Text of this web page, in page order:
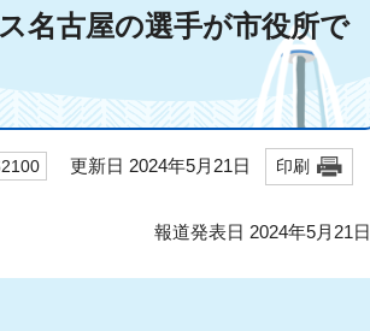
名古屋の選手が市役所で
更新日 2024年5月21日 印刷
報道発表日 2024年5月21日